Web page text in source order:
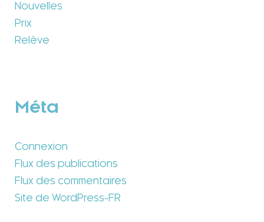
Nouvelles
Prix
Relève
Méta
Connexion
Flux des publications
Flux des commentaires
Site de WordPress-FR